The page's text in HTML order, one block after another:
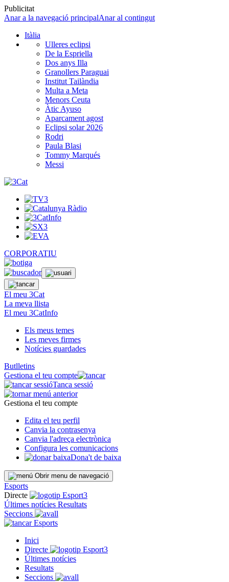
Publicitat
Anar a la navegació principalAnar al contingut
Itàlia
Ulleres eclipsi
De la Espriella
Dos anys Illa
Granollers Paraguai
Institut Tailàndia
Multa a Meta
Menors Ceuta
Àtic Ayuso
Aparcament agost
Eclipsi solar 2026
Rodri
Paula Blasi
Tommy Marqués
Messi
CORPORATIU
El meu 3Cat
La meva llista
El meu 3CatInfo
Els meus temes
Les meves firmes
Notícies guardades
Butlletins
Gestiona el teu compte
Tanca sessió
Gestiona el teu compte
Edita el teu perfil
Canvia la contrasenya
Canvia l'adreça electrònica
Configura les comunicacions
Dona't de baixa
Obrir menu de navegació
Esports
Directe
Últimes notícies Resultats
Seccions
Esports
Inici
Directe
Últimes notícies
Resultats
Seccions